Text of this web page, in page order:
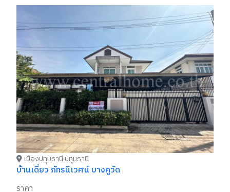
เมืองปทุมธานี ปทุมธานี
บ้านเดี่ยว ภัทรนิเวศน์ บางคูวัด
ราคา
฿ 6,990,000
อนาคต / 064xxxxx44